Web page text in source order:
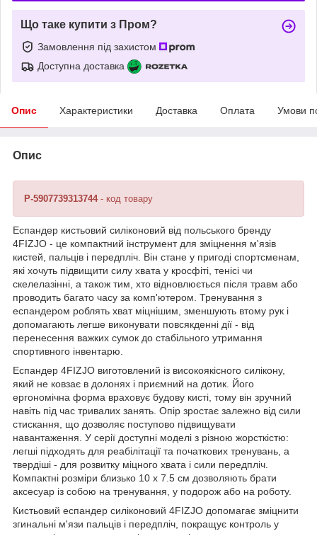
Що таке купити з Пром?
Замовлення під захистом
Доступна доставка
Опис Характеристики Доставка Оплата Умови
Опис
P-5907739313744- код товару
Еспандер кистьовий силіконовий від польського бренду
4FIZJO - це компактний інструмент для зміцнення м'язів
кистей, пальців і передпліч. Він стане у пригоді спортсменам,
які хочуть підвищити силу хвата у кросфіті, тенісі чи
скелелазінні, а також тим, хто відновлюється після травм або
проводить багато часу за комп'ютером. Тренування з
еспандером роблять хват міцнішим, зменшують втому рук і
допомагають легше виконувати повсякденні дії - від
перенесення важких сумок до стабільного утримання
спортивного інвентарю.
Еспандер 4FIZJO виготовлений із високоякісного силікону,
який не ковзає в долонях і приємний на дотик. Його
ергономічна форма враховує будову кисті, тому він зручний
навіть під час тривалих занять. Опір зростає залежно від сили
стискання, що дозволяє поступово підвищувати
навантаження. У серії доступні моделі з різною жорсткістю:
легші підходять для реабілітації та початкових тренувань, а
твердіші - для розвитку міцного хвата і сили передпліч.
Компактні розміри близько 10 x 7.5 см дозволяють брати
аксесуар із собою на тренування, у подорож або на роботу.
Кистьовий еспандер силіконовий 4FIZJO допомагає зміцнити
згинальні м'язи пальців і передпліч, покращує контроль у